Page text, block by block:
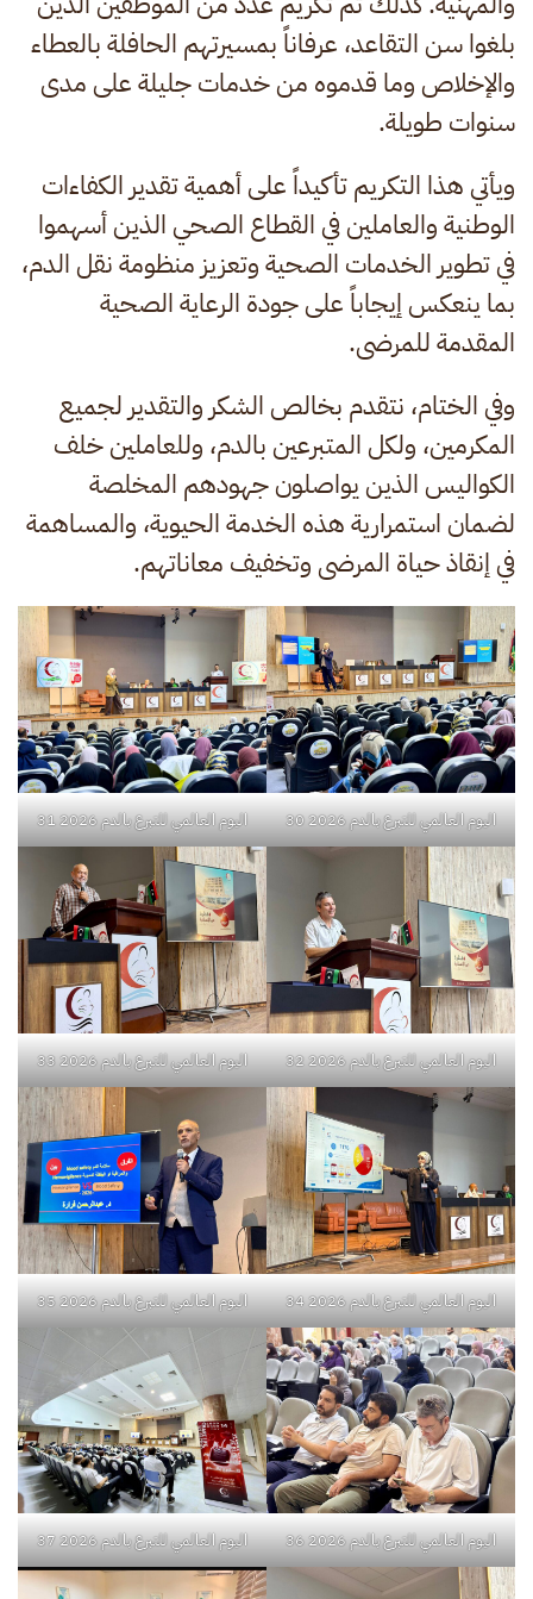
بلغوا سن التقاعد، عرفاناً بمسيرتهم الحافلة بالعطاء
والإخلاص وما قدموه من خدمات جليلة على مدى
سنوات طويلة.
ويأتي هذا التكريم تأكيداً على أهمية تقدير الكفاءات
الوطنية والعاملين في القطاع الصحي الذين أسهموا
في تطوير الخدمات الصحية وتعزيز منظومة نقل الدم،
بما ينعكس إيجاباً على جودة الرعاية الصحية
المقدمة للمرضى.
وفي الختام، نتقدم بخالص الشكر والتقدير لجميع
المكرمين، ولكل المتبرعين بالدم، وللعاملين خلف
الكواليس الذين يواصلون جهودهم المخلصة
لضمان استمرارية هذه الخدمة الحيوية، والمساهمة
في إنقاذ حياة المرضى وتخفيف معاناتهم.
اليوم العالمي للتبرع بالدم 2026 30 اليوم العالمي للتبرع بالدم 2026 31
اليوم العالمي للتبرع بالدم 2026 32 اليوم العالمي للتبرع بالدم 2026 33
اليوم العالمي للتبرع بالدم 2026 34 اليوم العالمي للتبرع بالدم 2026 35
اليوم العالمي للتبرع بالدم 2026 36 اليوم العالمي للتبرع بالدم 2026 37